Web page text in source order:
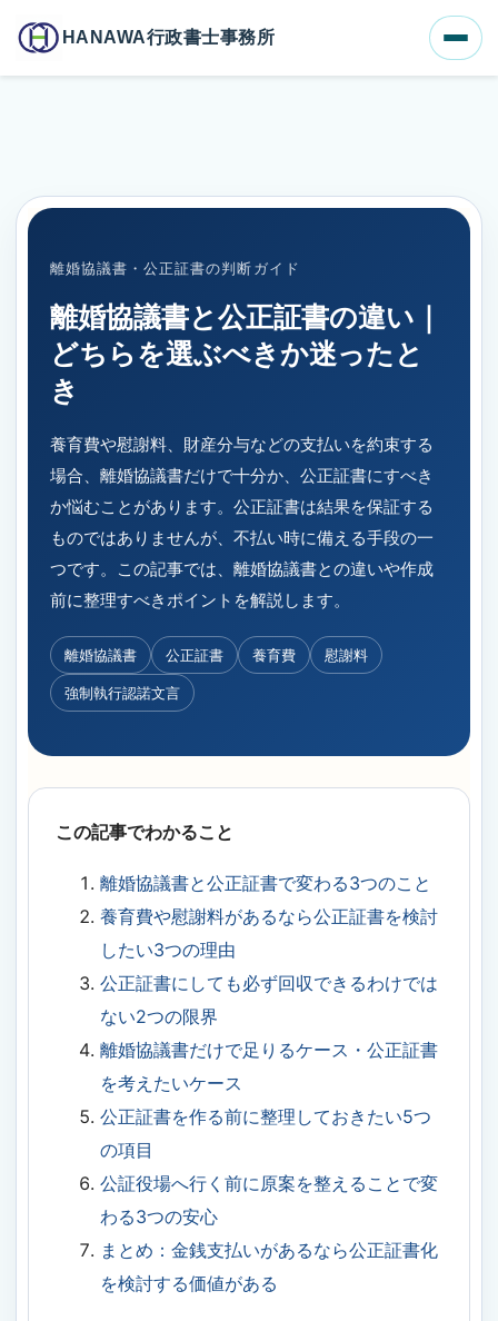
HANAWA行政書士事務所
ホーム
ブログ一覧
離婚協議書と公正証書の違い｜どちらを選ぶべきか迷ったとき
離婚協議書・公正証書の判断ガイド
離婚協議書と公正証書の違い｜
どちらを選ぶべきか迷ったと
き
養育費や慰謝料、財産分与などの支払いを約束する
場合、離婚協議書だけで十分か、公正証書にすべき
か悩むことがあります。公正証書は結果を保証する
ものではありませんが、不払い時に備える手段の一
つです。この記事では、離婚協議書との違いや作成
前に整理すべきポイントを解説します。
離婚協議書 公正証書 養育費 慰謝料
強制執行認諾文言
この記事でわかること
離婚協議書と公正証書で変わる3つのこと
養育費や慰謝料があるなら公正証書を検討
したい3つの理由
公正証書にしても必ず回収できるわけでは
ない2つの限界
離婚協議書だけで足りるケース・公正証書
を考えたいケース
公正証書を作る前に整理しておきたい5つ
の項目
公証役場へ行く前に原案を整えることで変
わる3つの安心
まとめ：金銭支払いがあるなら公正証書化
を検討する価値がある